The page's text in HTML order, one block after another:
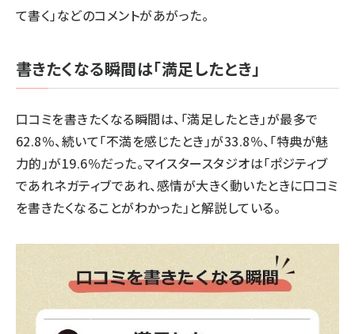
て書く」などのコメントがあがった。
書きたくなる瞬間は「満足したとき」
口コミを書きたくなる瞬間は、「満足したとき」が最多で
62.8％、続いて「不満を感じたとき」が33.8％、「特典が魅
力的」が19.6％だった。マイスタースタジオは「ポジティブ
であれネガティブであれ、感情が大きく動いたときに口コミ
を書きたくなることがわかった」と解説している。